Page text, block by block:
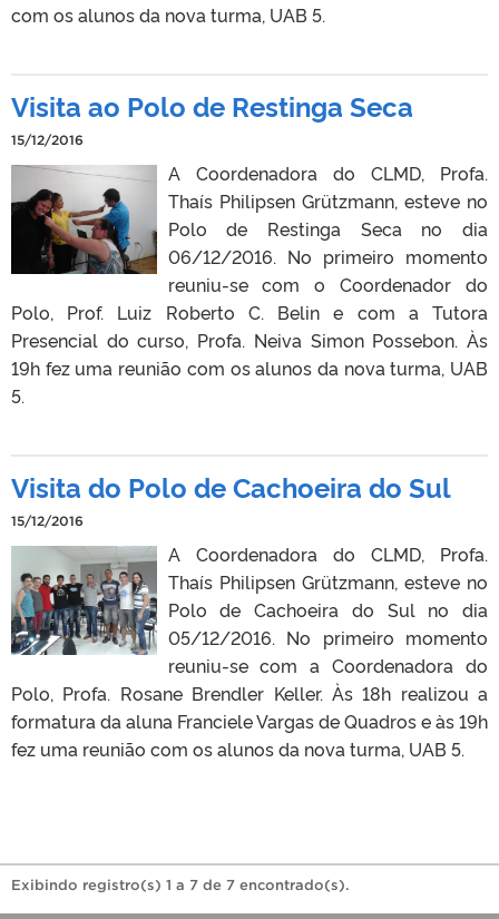
com os alunos da nova turma, UAB 5.
Visita ao Polo de Restinga Seca
15/12/2016
A Coordenadora do CLMD, Profa.
Thaís Philipsen Grützmann, esteve no
Polo de Restinga Seca no dia
06/12/2016. No primeiro momento
reuniu-se com o Coordenador do
Polo, Prof. Luiz Roberto C. Belin e com a Tutora
Presencial do curso, Profa. Neiva Simon Possebon. Às
19h fez uma reunião com os alunos da nova turma, UAB
5.
Visita do Polo de Cachoeira do Sul
15/12/2016
A Coordenadora do CLMD, Profa.
Thaís Philipsen Grützmann, esteve no
Polo de Cachoeira do Sul no dia
05/12/2016. No primeiro momento
reuniu-se com a Coordenadora do
Polo, Profa. Rosane Brendler Keller. Às 18h realizou a
formatura da aluna Franciele Vargas de Quadros e às 19h
fez uma reunião com os alunos da nova turma, UAB 5.
Exibindo registro(s) 1 a 7 de 7 encontrado(s).